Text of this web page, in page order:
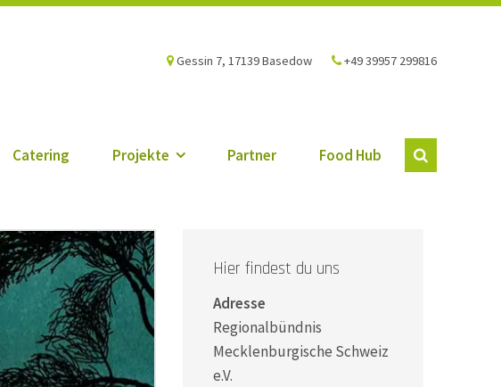
Gessin 7, 17139 Basedow +49 39957 299816
Catering Projekte Partner Food Hub
Hier findest du uns
Adresse
Regionalbündnis
Mecklenburgische Schweiz
e.V.